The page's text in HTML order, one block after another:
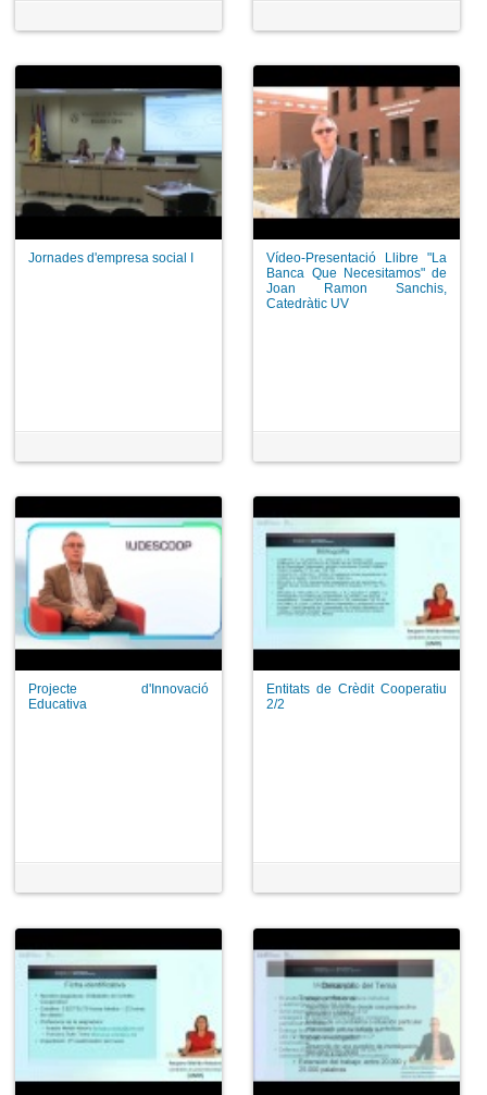
Jornades d'empresa social I
Vídeo-Presentació Llibre "La
Banca Que Necesitamos" de
Joan Ramon Sanchis,
Catedràtic UV
Projecte d'Innovació
Educativa
Entitats de Crèdit Cooperatiu
2/2